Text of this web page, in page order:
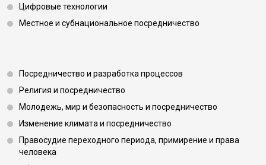
Цифровые технологии
Местное и субнациональное посредничество
Footer 3
Посредничество и разработка процессов
Религия и посредничество
Молодежь, мир и безопасность и посредничество
Изменение климата и посредничество
Правосудие переходного периода, примирение и права
человека